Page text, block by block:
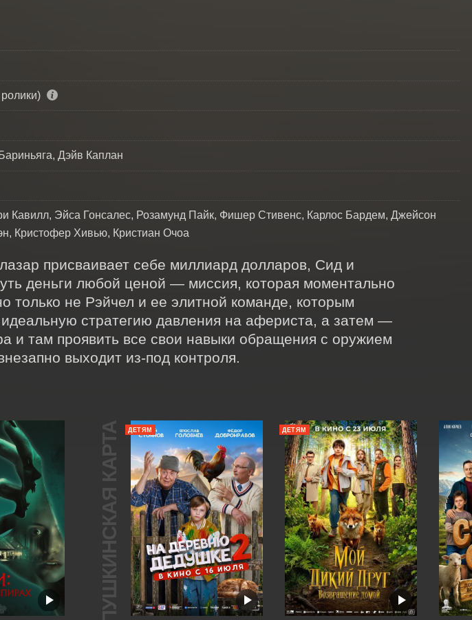
Дэйв Каплан
Кавилл, Эйса Гонсалес, Розамунд Пайк, Фишер Стивенс, Карлос Бардем, Джейсон
Кристофер Хивью, Кристиан Очоа
присваивает себе миллиард долларов, Сид и
деньги любой ценой — миссия, которая моментально
только не Рэйчел и ее элитной команде, которым
идеальную стратегию давления на афериста, а затем —
и там проявить все свои навыки обращения с оружием
выходит из-под контроля.
ПУШКИНСКАЯ КАРТА ДЕТЯМ ДЕТЯМ